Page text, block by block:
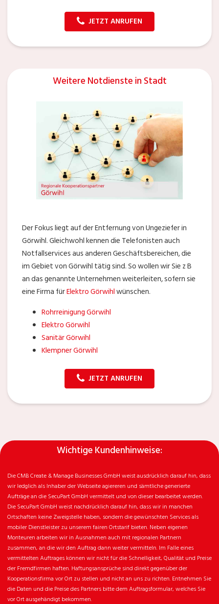
JETZT ANRUFEN
Weitere Notdienste in Stadt
Der Fokus liegt auf der Entfernung von Ungeziefer in
Görwihl. Gleichwohl kennen die Telefonisten auch
Notfallservices aus anderen Geschäftsbereichen, die
im Gebiet von Görwihl tätig sind. So wollen wir Sie z B
an das genannte Unternehmen weiterleiten, sofern sie
eine Firma fürElektro Görwihlwünschen.
Rohrreinigung Görwihl
Elektro Görwihl
Sanitär Görwihl
Klempner Görwihl
JETZT ANRUFEN
Wichtige Kundenhinweise:
Die CMB Create & Manage Businesses GmbH weist ausdrücklich darauf hin, dass
wir ledglich als Inhaber der Webseite agiereren und sämtliche generierte
Aufträge an die SecuPart GmbH vermittelt und von dieser bearbeitet werden.
Die SecuPart GmbH weist nachdrücklich darauf hin, dass wir in manchen
Ortschaften keine Zweigstelle haben, sondern die gewünschten Services als
mobiler Dienstleister zu unserem fairen Ortstarif bieten. Neben eigenen
Monteuren arbeiten wir in Ausnahmen auch mit regionalen Partnern
zusammen, an die wir den Auftrag dann weiter vermitteln. Im Falle eines
vermittelten Auftrages können wir nicht für die Schnelligkeit, Qualität und Preise
der Fremdfirmen haften. Haftungsansprüche sind direkt gegenüber der
Kooperationsfirma vor Ort zu stellen und nicht an uns zu richten. Entnehmen Sie
die Daten und die Preise des Partners bitte dem Auftragsformular, welches Sie
vor Ort ausgehändigt bekommen.